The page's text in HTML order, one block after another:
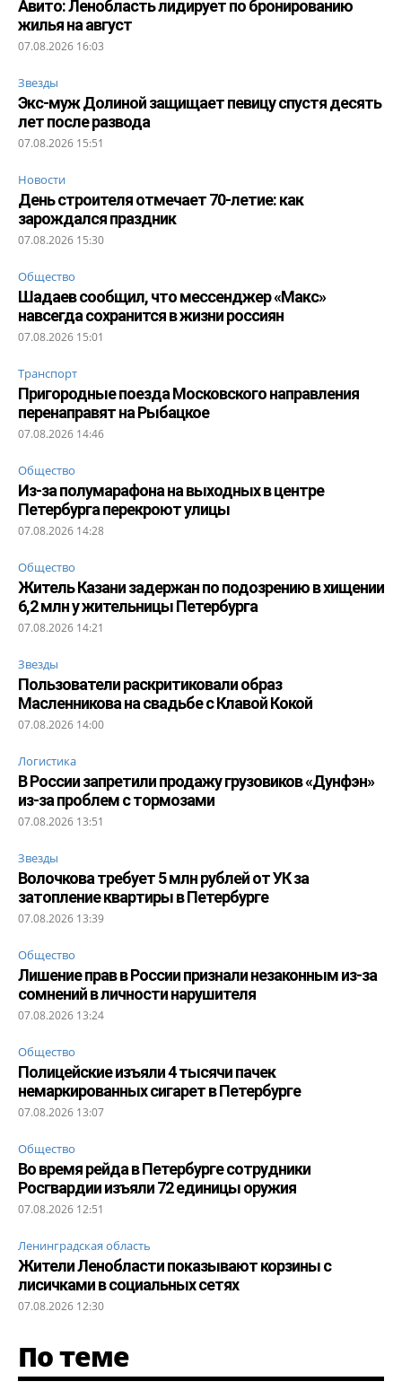
Авито: Ленобласть лидирует по бронированию
жилья на август
07.08.2026 16:03
Звезды
Экс-муж Долиной защищает певицу спустя десять
лет после развода
07.08.2026 15:51
Новости
День строителя отмечает 70-летие: как
зарождался праздник
07.08.2026 15:30
Общество
Шадаев сообщил, что мессенджер «Макс»
навсегда сохранится в жизни россиян
07.08.2026 15:01
Транспорт
Пригородные поезда Московского направления
перенаправят на Рыбацкое
07.08.2026 14:46
Общество
Из-за полумарафона на выходных в центре
Петербурга перекроют улицы
07.08.2026 14:28
Общество
Житель Казани задержан по подозрению в хищении
6,2 млн у жительницы Петербурга
07.08.2026 14:21
Звезды
Пользователи раскритиковали образ
Масленникова на свадьбе с Клавой Кокой
07.08.2026 14:00
Логистика
В России запретили продажу грузовиков «Дунфэн»
из-за проблем с тормозами
07.08.2026 13:51
Звезды
Волочкова требует 5 млн рублей от УК за
затопление квартиры в Петербурге
07.08.2026 13:39
Общество
Лишение прав в России признали незаконным из-за
сомнений в личности нарушителя
07.08.2026 13:24
Общество
Полицейские изъяли 4 тысячи пачек
немаркированных сигарет в Петербурге
07.08.2026 13:07
Общество
Во время рейда в Петербурге сотрудники
Росгвардии изъяли 72 единицы оружия
07.08.2026 12:51
Ленинградская область
Жители Ленобласти показывают корзины с
лисичками в социальных сетях
07.08.2026 12:30
По теме